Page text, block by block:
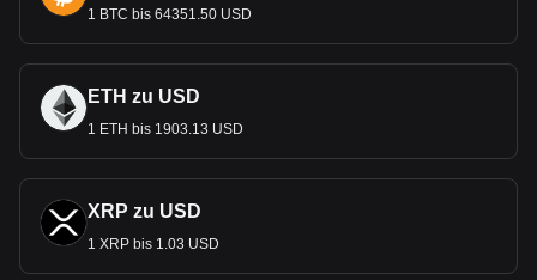
1 BTC bis 64351.50 USD
ETH zu USD
1 ETH bis 1903.13 USD
XRP zu USD
1 XRP bis 1.03 USD